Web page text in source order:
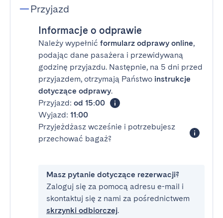
Przyjazd
Informacje o odprawie
Należy wypełnić formularz odprawy online,
podając dane pasażera i przewidywaną
godzinę przyjazdu. Następnie, na 5 dni przed
przyjazdem, otrzymają Państwo instrukcje
dotyczące odprawy.
Przyjazd: od 15:00
Wyjazd: 11:00
Przyjeżdżasz wcześnie i potrzebujesz
przechować bagaż?
Masz pytanie dotyczące rezerwacji?
Zaloguj się za pomocą adresu e-mail i
skontaktuj się z nami za pośrednictwem
skrzynki odbiorczej.